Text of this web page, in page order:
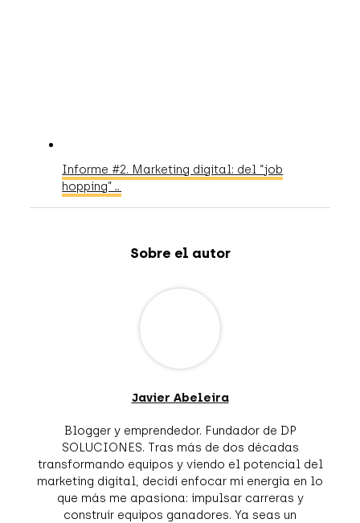
Informe #2. Marketing digital: del “job
hopping”…
Sobre el autor
Javier Abeleira
Blogger y emprendedor. Fundador de DP
SOLUCIONES. Tras más de dos décadas
transformando equipos y viendo el potencial del
marketing digital, decidí enfocar mi energía en lo
que más me apasiona: impulsar carreras y
construir equipos ganadores. Ya seas un